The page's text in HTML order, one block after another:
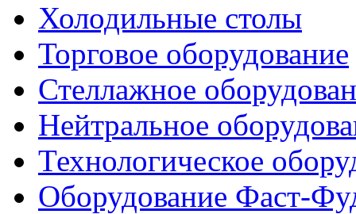
Холодильные столы
Торговое оборудование
Стеллажное
Нейтральное
Технологическое
Оборудование Фаст-